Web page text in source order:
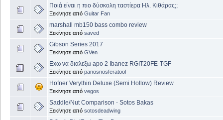
Ποιά είναι η πιο δύσκολη ταστίερα Ηλ. Κιθάρας;;
Ξεκίνησε από Guitar Fan
marshall mb150 bass combo review
Ξεκίνησε από saved
Gibson Series 2017
Ξεκίνησε από GVen
Exω να διαλεξω apo 2 Ibanez RGIT20FE-TGF
Ξεκίνησε από panosnosferatool
Hofner Verythin Deluxe (Semi Hollow) Review
Ξεκίνησε από vegos
Saddle/Nut Comparison - Sotos Bakas
Ξεκίνησε από sotosdeadwing